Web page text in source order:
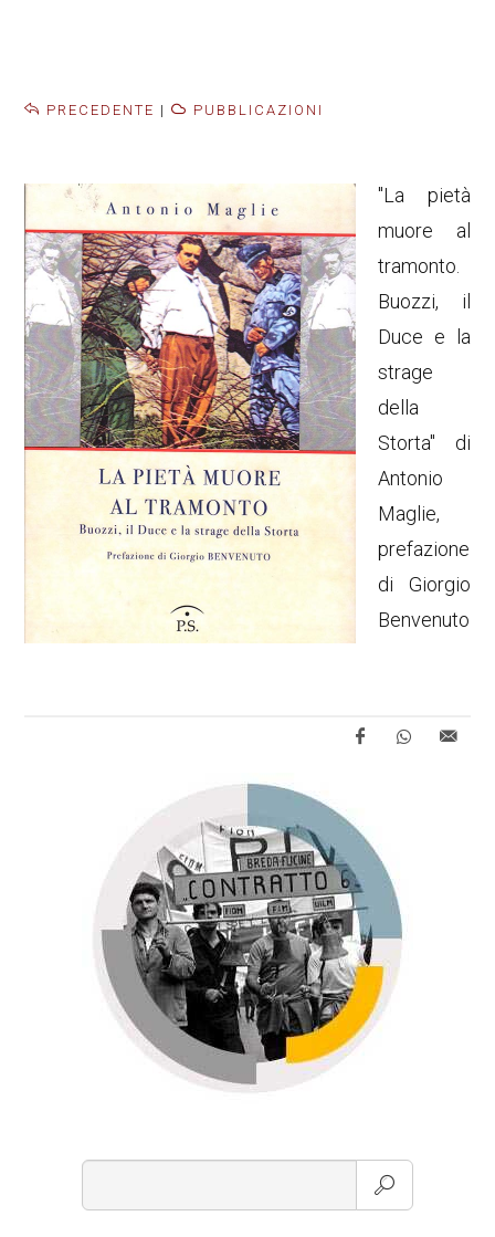
PRECEDENTE | PUBBLICAZIONI
"La pietà
muore al
tramonto.
Buozzi, il
Duce e la
strage
della
Storta" di
Antonio
Maglie,
prefazione
di Giorgio
Benvenuto